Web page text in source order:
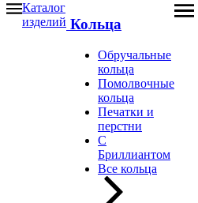
Каталог
изделий Кольца
Обручальные
кольца
Помолвочные
кольца
Печатки и
перстни
С
Бриллиантом
Все кольца